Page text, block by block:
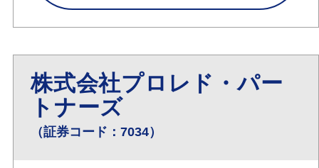
株式会社プロレド・パー
トナーズ
（証券コード：7034）